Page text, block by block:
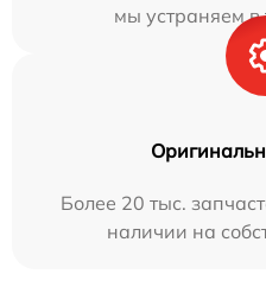
мы устраняем в
Более 20 тыс.
наличии на